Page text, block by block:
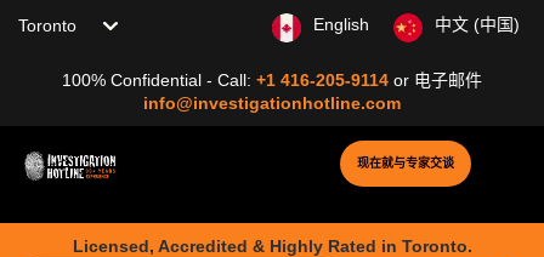
Choose your location
100% Confidential - Call: +1 416-205-9114 or 电子邮件
info@investigationhotline.com
English 中文 (中国)
现在就与专家交谈
Licensed, Accredited & Highly Rated in Toronto.